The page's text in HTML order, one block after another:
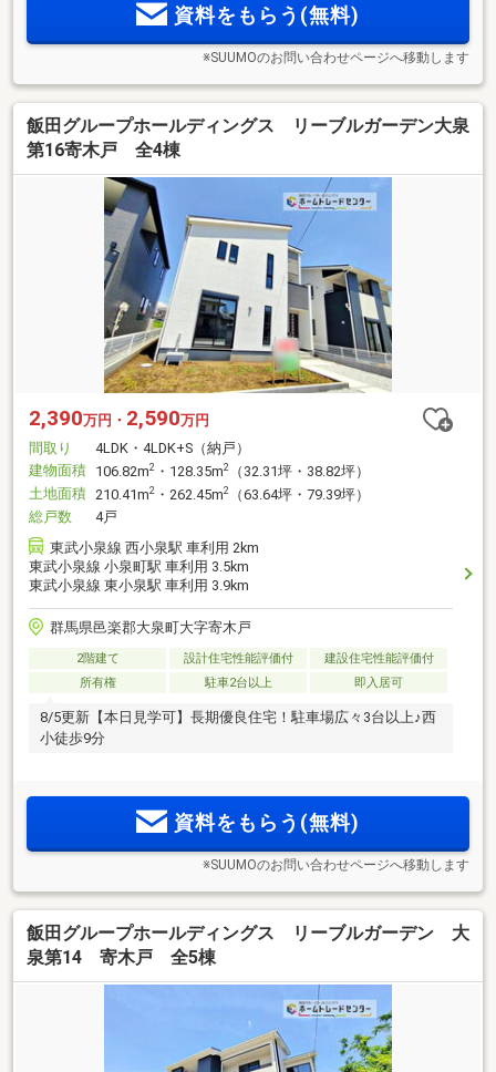
資料をもらう(無料)
※SUUMOのお問い合わせページへ移動します
飯田グループホールディングス リーブルガーデン大泉
第16寄木戸 全4棟
2,390万円・ 2,590万円
間取り
4LDK・4LDK+S（納戸）
建物面積 106.82m2 ・128.35m2
（32.31坪・38.82坪）
土地面積 210.41m2 ・262.45m2
（63.64坪・79.39坪）
総戸数
4戸
東武小泉線 西小泉駅 車利用 2km
東武小泉線 小泉町駅 車利用 3.5km
東武小泉線 東小泉駅 車利用 3.9km
群馬県邑楽郡大泉町大字寄木戸
2階建て 設計住宅性能評価付
建設住宅性能評価付
所有権
駐車2台以上 即入居可
8/5更新【本日見学可】長期優良住宅！駐車場広々3台以上♪西
小徒歩9分
資料をもらう(無料)
※SUUMOのお問い合わせページへ移動します
飯田グループホールディングス リーブルガーデン 大
泉第14 寄木戸 全5棟